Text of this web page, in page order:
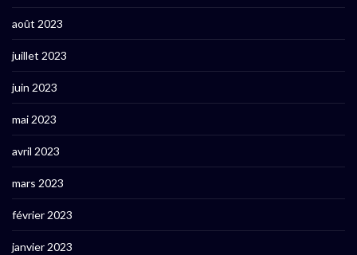
août 2023
juillet 2023
juin 2023
mai 2023
avril 2023
mars 2023
février 2023
janvier 2023